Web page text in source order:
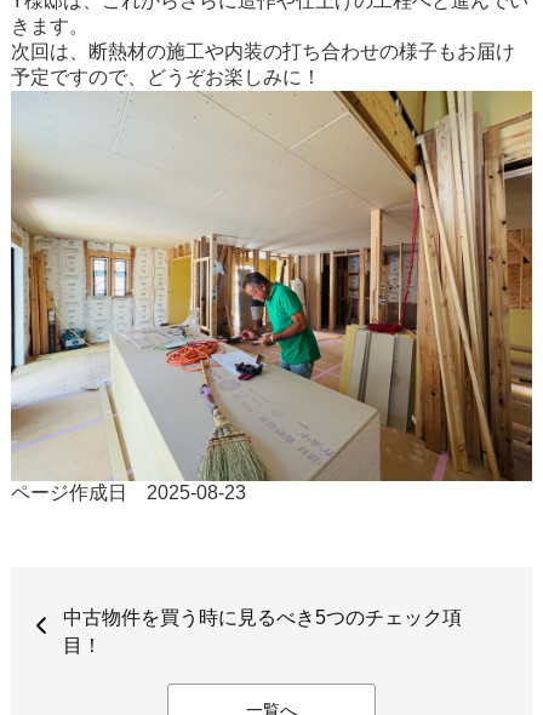
きます。
次回は、断熱材の施工や内装の打ち合わせの様子もお届け
予定ですので、どうぞお楽しみに！
ページ作成日 2025-08-23
中古物件を買う時に見るべき5つのチェック項
目！
一覧へ